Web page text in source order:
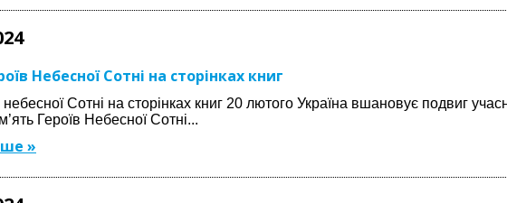
Небесної Сотні на сторінках книг
Сотні на сторінках книг 20 лютого Україна вшановує подвиг
Героїв Небесної Сотні...
»